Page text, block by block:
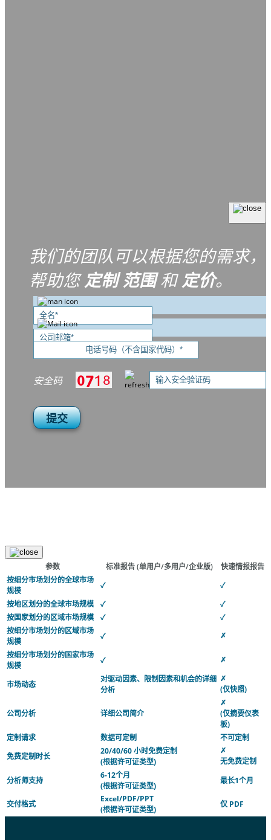
我们的团队可以根据您的需求，
帮助您定制 范围和定价。
安全码
提交
参数 标准报告(单用户/多用户/企业版)
快速情报报告
按细分市场划分的全球市场
规模
✓
✓
按地区划分的全球市场规模
✓
✓
按国家划分的区域市场规模
✓
✓
按细分市场划分的区域市场
规模
✓
✗
按细分市场划分的国家市场
规模
✓ ✗
市场动态
对驱动因素、限制因素和机会的详细
分析
✗
(仅快照)
公司分析 详细公司简介
✗
(仅摘要仪表
板)
定制请求
数据可定制
不可定制
免费定制时长
20/40/60 小时免费定制
(根据许可证类型)
✗
无免费定制
分析师支持
6-12个月
(根据许可证类型)
最长1个月
交付格式
Excel/PDF/PPT
(根据许可证类型)
仅 PDF